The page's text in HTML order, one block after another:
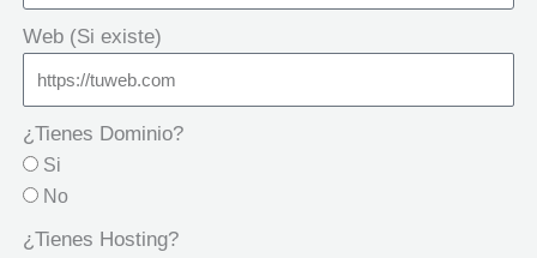
Web (Si existe)
¿Tienes Dominio?
Si
No
¿Tienes Hosting?